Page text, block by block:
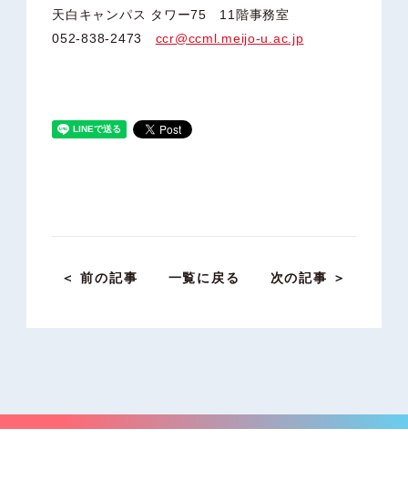
天白キャンパス タワー75 11階事務室
052-838-2473 ccr@ccml.meijo-u.ac.jp
＜ 前の記事 一覧に戻る 次の記事 ＞